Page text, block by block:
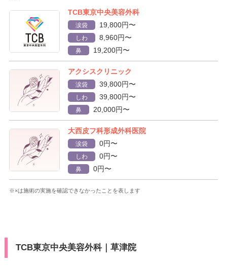
TCB東京中央美容外科
涙袋 19,800円〜
しわ 8,960円〜
鼻 19,200円〜
アクシスクリニック
涙袋 39,800円〜
しわ 39,800円〜
鼻 20,000円〜
大西皮フ科形成外科医院
涙袋 0円〜
しわ 0円〜
鼻 0円〜
※×は施術の実施を確認できなかったことを表します
TCB東京中央美容外科｜草津院